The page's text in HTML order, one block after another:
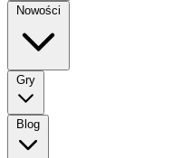
Nowości
Gry
Blog